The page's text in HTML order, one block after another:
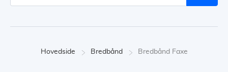
Hovedside Bredbånd Bredbånd Faxe